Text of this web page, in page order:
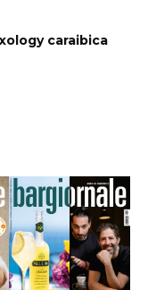
caraibica